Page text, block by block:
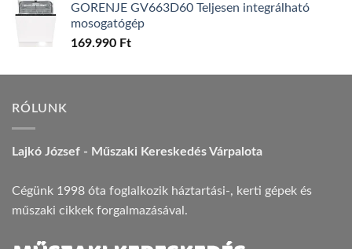
GORENJE GV663D60 Teljesen integrálható
mosogatógép
169.990 Ft
RÓLUNK
Lajkó József - Műszaki Kereskedés Várpalota
Cégünk 1998 óta foglalkozik háztartási-, kerti gépek és
műszaki cikkek forgalmazásával.